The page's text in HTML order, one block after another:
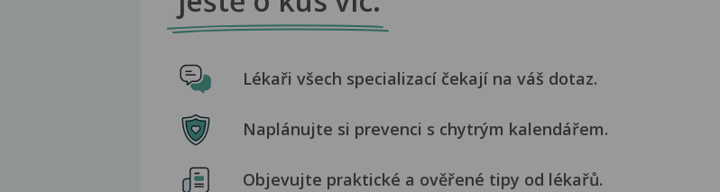
Lékaři všech specializací čekají na váš dotaz.
Naplánujte si prevenci s chytrým kalendářem.
Objevujte praktické a ověřené tipy od lékařů.